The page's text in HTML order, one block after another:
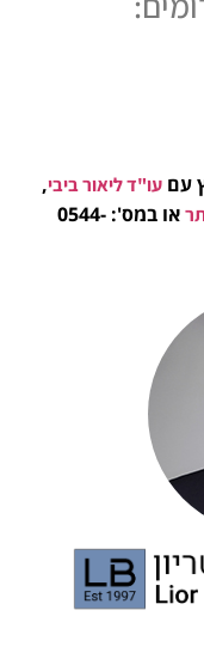
עם עו"ד ליאור ביבי,
או במס': 0544-